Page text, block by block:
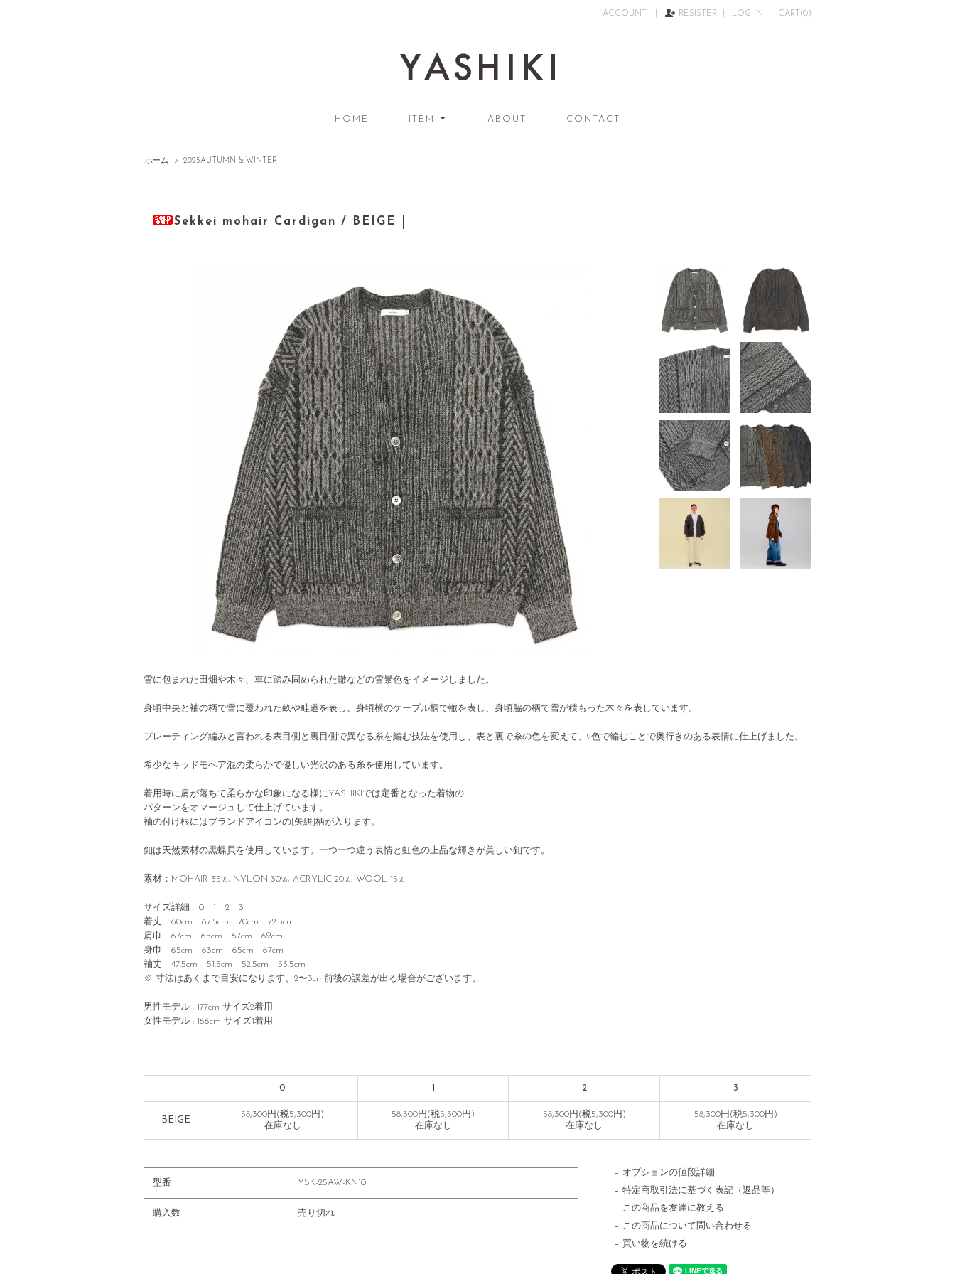
CART(0)
LOG IN
RESISTER
ACCOUNT
HOME ITEM ABOUT CONTACT
ホーム > 2025AUTUMN & WINTER
Sekkei mohair Cardigan / BEIGE
雪に包まれた田畑や木々、車に踏み固められた轍などの雪景色をイメージしました。
身頃中央と袖の柄で雪に覆われた畝や畦道を表し、身頃横のケーブル柄で轍を表し、身頃脇の柄で雪が積もった木々を表しています。
プレーティング編みと言われる表目側と裏目側で異なる糸を編む技法を使用し、表と裏で糸の色を変えて、2色で編むことで奥行きのある表情に仕上げました。
希少なキッドモヘア混の柔らかで優しい光沢のある糸を使用しています。
着用時に肩が落ちて柔らかな印象になる様にYASHIKIでは定番となった着物の
パターンをオマージュして仕上げています。
袖の付け根にはブランドアイコンの[矢絣]柄が入ります。
釦は天然素材の黒蝶貝を使用しています。一つ一つ違う表情と虹色の上品な輝きが美しい釦です。
素材：MOHAIR 35%, NYLON 30%, ACRYLIC 20%, WOOL 15%
サイズ詳細 0 1 2 3
着丈 60cm 67.5cm 70cm 72.5cm
肩巾 67cm 65cm 67cm 69cm
身巾 65cm 63cm 65cm 67cm
袖丈 47.5cm 51.5cm 52.5cm 53.5cm
※ 寸法はあくまで目安になります、2〜3cm前後の誤差が出る場合がございます。
男性モデル : 177cm サイズ2着用
女性モデル : 166cm サイズ1着用
0 1 2 3
BEIGE
58,300円(税5,300円)
在庫なし
58,300円(税5,300円)
在庫なし
58,300円(税5,300円)
在庫なし
58,300円(税5,300円)
在庫なし
型番 YSK-25AW-KN10
購入数 売り切れ
オプションの値段詳細
特定商取引法に基づく表記（返品等）
この商品を友達に教える
この商品について問い合わせる
買い物を続ける